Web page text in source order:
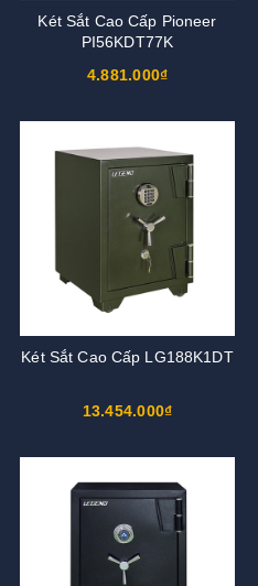
Két Sắt Cao Cấp Pioneer
PI56KDT77K
4.881.000₫
Két Sắt Cao Cấp LG188K1DT
13.454.000₫